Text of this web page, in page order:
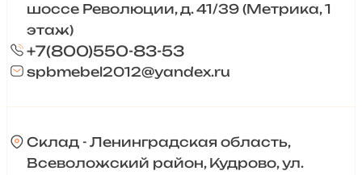
шоссе Революции, д. 41/39 (Метрика, 1
этаж)
+7(800)550-83-53
spbmebel2012@yandex.ru
Склад - Ленинградская область,
Всеволожский район, Кудрово, ул.